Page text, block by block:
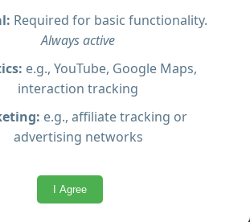
Required for basic functionality.
Always active
e.g., YouTube, Google Maps,
interaction tracking
e.g., affiliate tracking or
advertising networks
I Agree
kunnig lokal guide
förvänta dig